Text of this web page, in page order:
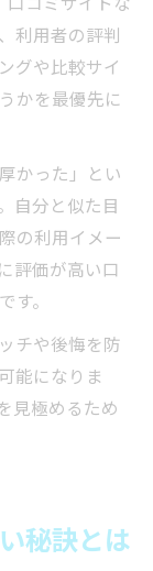
利用者の評判
グや比較サイ
かを最優先に
かった」とい
自分と似た目
の利用イメー
評価が高い口
す。
チや後悔を防
能になりま
見極めるため
秘訣とは